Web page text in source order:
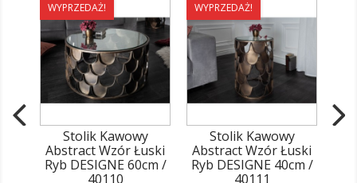
WYPRZEDAŻ!
Stolik Kawowy
Abstract Wzór Łuski
Ryb DESIGNE 60cm /
40110
WYPRZEDAŻ!
Stolik Kawowy
Abstract Wzór Łuski
Ryb DESIGNE 40cm /
40111